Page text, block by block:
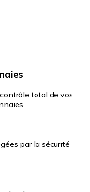
total de vos
par la sécurité